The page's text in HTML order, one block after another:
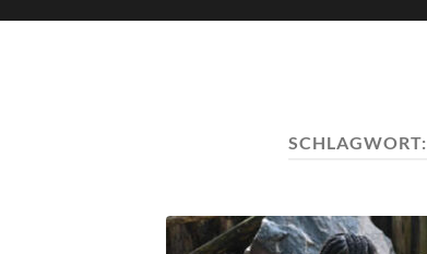
SCHLAGWORT: